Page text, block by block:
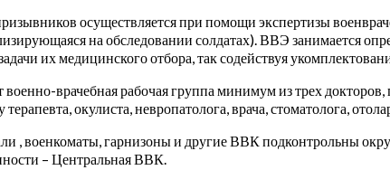
осуществляется при помощи экспертизы
на обследовании солдатах). ВВЭ занимается
их медицинского отбора, так содействуя
военно-врачебная рабочая группа минимум из трех
терапевта, окулиста, невропатолога, врача, стоматолога,
, военкоматы, гарнизоны и другие ВВК подконтрольны
– Центральная ВВК.